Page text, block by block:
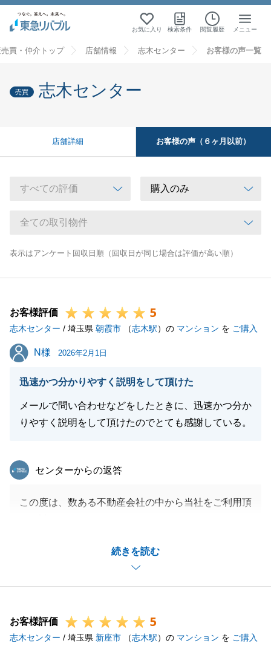
お気に入り 検索条件 閲覧履歴 メニュー
買・仲介トップ 店舗情報 志木センター お客様の声一覧
売買 志木センター
店舗詳細 お客様の声（６ヶ月以前）
表示はアンケート回収日順（回収日が同じ場合は評価が高い順）
お客様評価 5
志木センター / 埼玉県 朝霞市 （志木駅）の マンション を ご購入
N様
N様 2026年2月1日
迅速かつ分かりやすく説明をして頂けた
メールで問い合わせなどをしたときに、迅速かつ分か
りやすく説明をして頂けたのでとても感謝している。
続きを読む
東急リバブル
センターからの返答
この度は、数ある不動産会社の中から当社をご利用頂
ましたが、Ｎ様ご夫婦が賑やかにご内覧されていたの
が印象的で、私もＮ様とのご案内が楽しみでした。
また、私がご連絡やお願いをした際も、Ｎ様がお仕事
助かりました。
今後も不動産のことでお困りごとがございましたら、
お客様評価 5
志木センター / 埼玉県 新座市 （志木駅）の マンション を ご購入